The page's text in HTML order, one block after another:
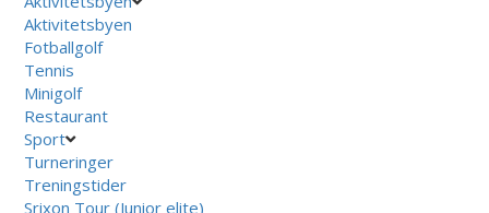
Aktivitetsbyen
Fotballgolf
Tennis
Minigolf
Restaurant
Sport
Turneringer
Treningstider
Srixon Tour (Junior elite)